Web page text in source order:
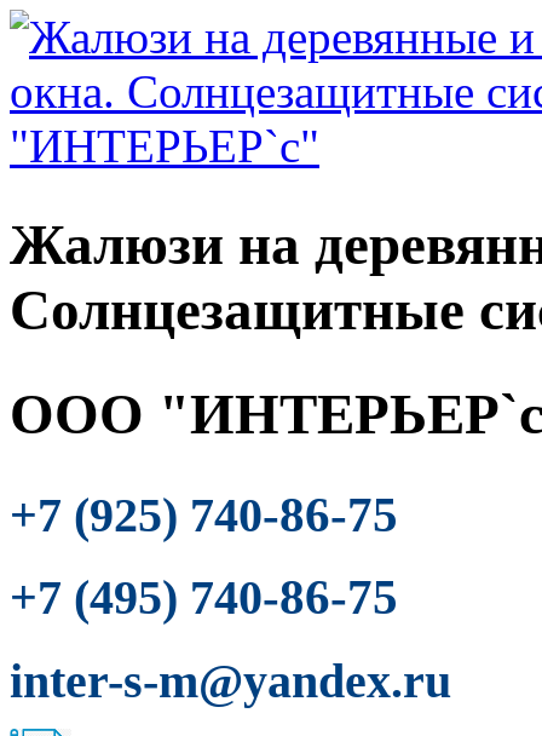
Жалюзи на
Солнцезащитные
ООО
+7 (925) 740-86-75
+7 (495) 740-86-75
inter-s-m@yandex.ru